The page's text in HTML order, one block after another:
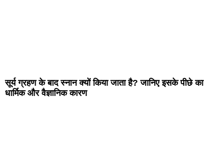
सूर्य ग्रहण के बाद स्नान क्यों किया जाता है? जानिए इसके पीछे का
धार्मिक और वैज्ञानिक कारण